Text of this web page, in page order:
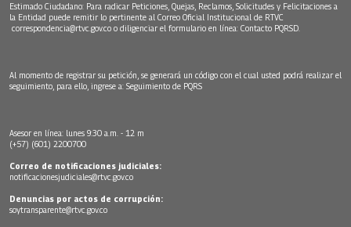
Estimado Ciudadano: Para radicar Peticiones, Quejas, Reclamos, Solicitudes y Felicitaciones a
la Entidad puede remitir lo pertinente al Correo Oficial Institucional de RTVC
correspondencia@rtvc.gov.co o diligenciar el formulario en línea: Contacto PQRSD.
Al momento de registrar su petición, se generará un código con el cual usted podrá realizar el
seguimiento, para ello, ingrese a: Seguimiento de PQRS
Asesor en línea: lunes 9:30 a.m. - 12 m
(+57) (601) 2200700
Correo de notificaciones judiciales:
notificacionesjudiciales@rtvc.gov.co
Denuncias por actos de corrupción:
soytransparente@rtvc.gov.co